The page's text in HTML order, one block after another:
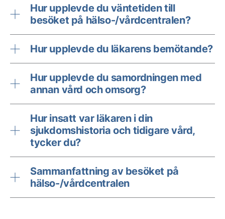
Hur upplevde du väntetiden till
besöket på hälso-/vårdcentralen?
Hur upplevde du läkarens bemötande?
Hur upplevde du samordningen med
annan vård och omsorg?
Hur insatt var läkaren i din
sjukdomshistoria och tidigare vård,
tycker du?
Sammanfattning av besöket på
hälso-/vårdcentralen